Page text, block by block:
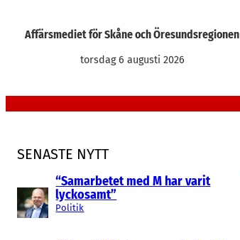
Affärsmediet för Skåne och Öresundsregionen
torsdag 6 augusti 2026
SENASTE NYTT
“Samarbetet med M har varit
lyckosamt”
Politik